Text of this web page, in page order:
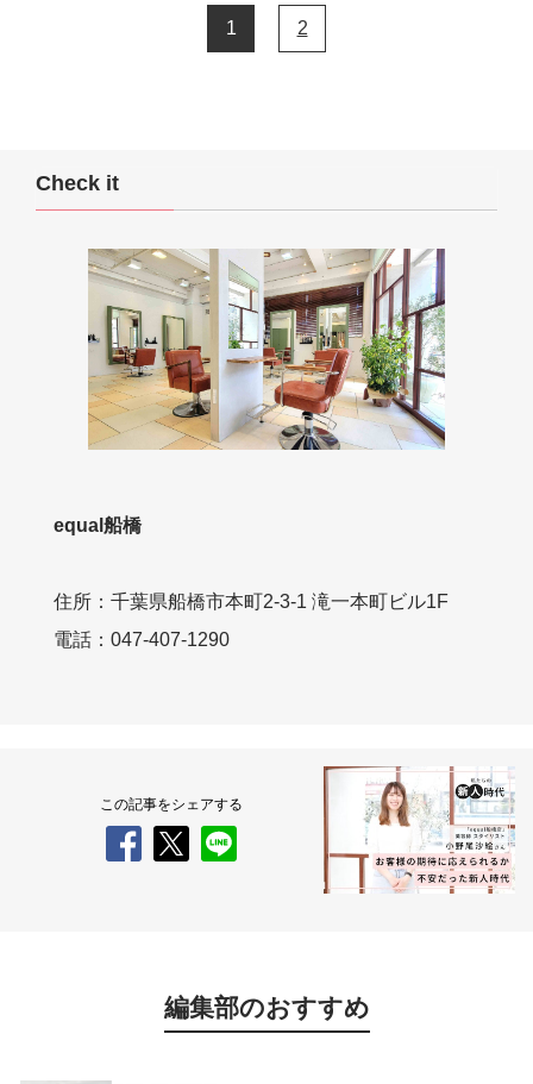
1 2
Check it
equal船橋
住所：千葉県船橋市本町2-3-1 滝一本町ビル1F
電話：047-407-1290
この記事をシェアする
編集部のおすすめ